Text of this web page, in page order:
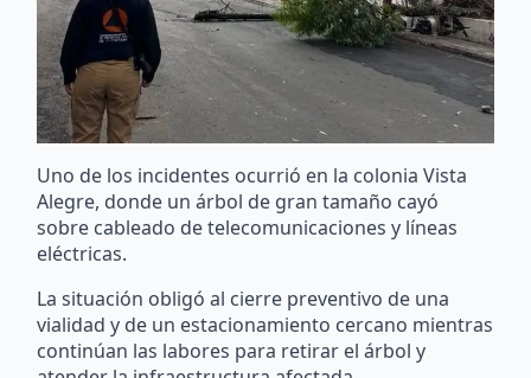
Uno de los incidentes ocurrió en la colonia Vista
Alegre, donde un árbol de gran tamaño cayó
sobre cableado de telecomunicaciones y líneas
eléctricas.
La situación obligó al cierre preventivo de una
vialidad y de un estacionamiento cercano mientras
continúan las labores para retirar el árbol y